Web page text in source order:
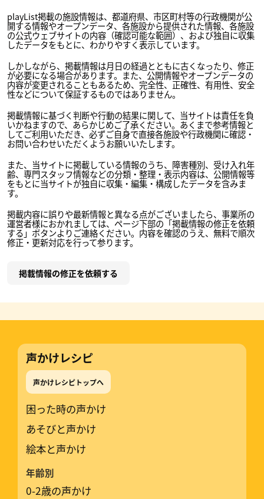
playList掲載の施設情報は、都道府県、市区町村等の行政機関が公
開する情報やオープンデータ、各施設から提供された情報、各施設
の公式ウェブサイトの内容（確認可能な範囲）、および独自に収集
したデータをもとに、わかりやすく表示しています。
しかしながら、掲載情報は月日の経過とともに古くなったり、修正
が必要になる場合があります。また、公開情報やオープンデータの
内容が変更されることもあるため、完全性、正確性、有用性、安全
性などについて保証するものではありません。
掲載情報に基づく判断や行動の結果に関して、当サイトは責任を負
いかねますので、あらかじめご了承ください。あくまで参考情報と
してご利用いただき、必ずご自身で直接各施設や行政機関に確認・
お問い合わせいただくようお願いいたします。
また、当サイトに掲載している情報のうち、障害種別、受け入れ年
齢、専門スタッフ情報などの分類・整理・表示内容は、公開情報等
をもとに当サイトが独自に収集・編集・構成したデータを含みま
す。
掲載内容に誤りや最新情報と異なる点がございましたら、事業所の
運営者様におかれましては、ページ下部の「掲載情報の修正を依頼
する」ボタンよりご連絡ください。内容を確認のうえ、無料で順次
修正・更新対応を行って参ります。
掲載情報の修正を依頼する
声かけレシピ
声かけレシピトップへ
困った時の声かけ
あそびと声かけ
絵本と声かけ
年齢別
0-2歳の声かけ